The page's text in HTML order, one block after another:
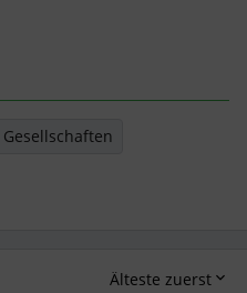
Älteste zuerst